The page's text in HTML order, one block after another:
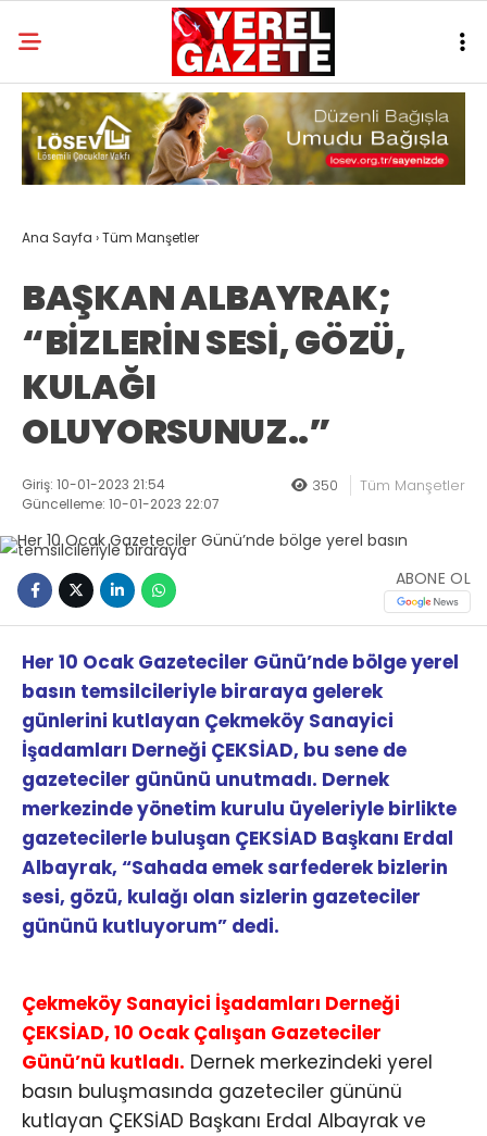
Ana Sayfa ›Tüm Manşetler
BAŞKAN ALBAYRAK;
“BİZLERİN SESİ, GÖZÜ,
KULAĞI
OLUYORSUNUZ..”
Giriş: 10-01-2023 21:54
Güncelleme: 10-01-2023 22:07
350 Tüm Manşetler
ABONE OL
Her 10 Ocak Gazeteciler Günü’nde bölge yerel
basın temsilcileriyle biraraya gelerek
günlerini kutlayan Çekmeköy Sanayici
İşadamları Derneği ÇEKSİAD, bu sene de
gazeteciler gününü unutmadı. Dernek
merkezinde yönetim kurulu üyeleriyle birlikte
gazetecilerle buluşan ÇEKSİAD Başkanı Erdal
Albayrak, “Sahada emek sarfederek bizlerin
sesi, gözü, kulağı olan sizlerin gazeteciler
gününü kutluyorum” dedi.
Çekmeköy Sanayici İşadamları Derneği
ÇEKSİAD, 10 Ocak Çalışan Gazeteciler
Günü’nü kutladı. Dernek merkezindeki yerel
basın buluşmasında gazeteciler gününü
kutlayan ÇEKSİAD Başkanı Erdal Albayrak ve